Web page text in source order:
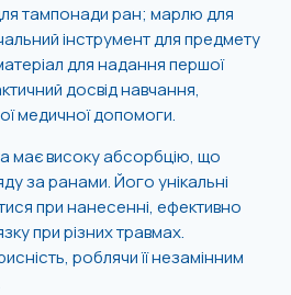
тампонади ран; марлю для
інструмент для предмету
для надання першої
досвід навчання,
медичної допомоги.
має високу абсорбцію, що
за ранами. Його унікальні
при нанесенні, ефективно
при різних травмах.
роблячи її незамінним